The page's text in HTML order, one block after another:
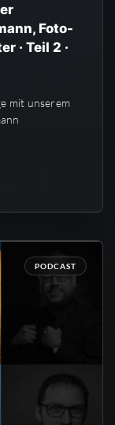
Foto-
· Teil 2 ·
mit unserem
PODCAST